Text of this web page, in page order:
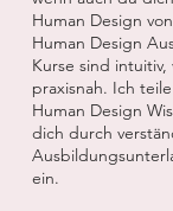
Human Design
Human Design
Kurse sind
praxisnah. Ich
Human Design
dich durch
ein.